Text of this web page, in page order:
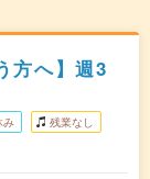
方へ】週3
み 残業なし